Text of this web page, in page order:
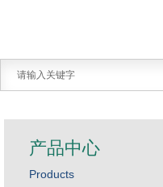
产品中心
Products